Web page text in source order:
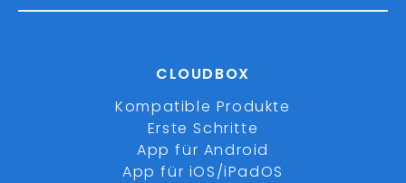
CLOUDBOX
Kompatible Produkte
Erste Schritte
App für Android
App für iOS/iPadOS